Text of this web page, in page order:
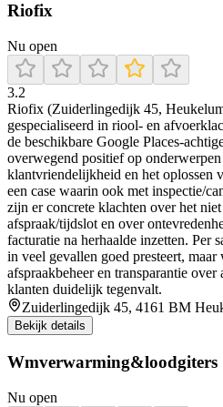
Riofix
Nu open
3.2
Riofix (Zuiderlingedijk 45,
gespecialiseerd in riool- en
de beschikbare Google Places-
overwegend positief op onderwerpen
klantvriendelijkheid en het oplossen
een case waarin ook met inspectie/
zijn er concrete klachten over het
afspraak/tijdslot en over
facturatie na herhaalde inzetten.
in veel gevallen goed presteert,
afspraakbeheer en transparantie
klanten duidelijk tegenvalt.
Zuiderlingedijk 45, 4161 BM
Bekijk details
Wmverwarming&loodgiters
Nu open